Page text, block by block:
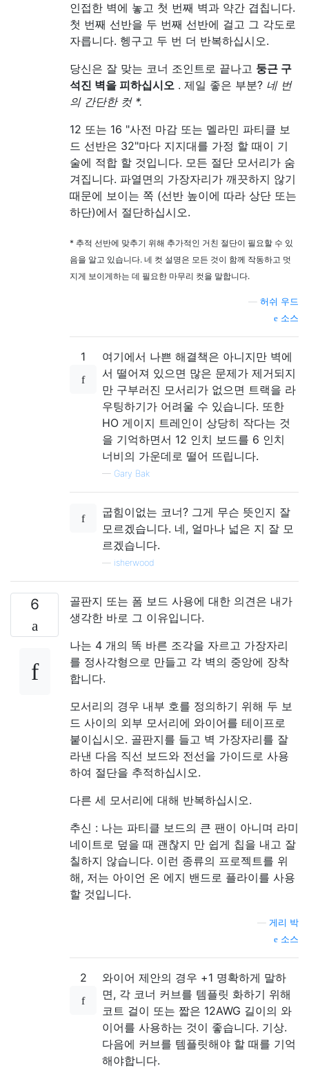
인접한 벽에 놓고 첫 번째 벽과 약간 겹칩니다.
첫 번째 선반을 두 번째 선반에 걸고 그 각도로
자릅니다. 헹구고 두 번 더 반복하십시오.
당신은 잘 맞는 코너 조인트로 끝나고 둥근 구
석진 벽을 피하십시오 . 제일 좋은 부분? 네 번
의 간단한 컷 *.
12 또는 16 "사전 마감 또는 멜라민 파티클 보
드 선반은 32"마다 지지대를 가정 할 때이 기
술에 적합 할 것입니다. 모든 절단 모서리가 숨
겨집니다. 파열면의 가장자리가 깨끗하지 않기
때문에 보이는 쪽 (선반 높이에 따라 상단 또는
하단)에서 절단하십시오.
* 추적 선반에 맞추기 위해 추가적인 거친 절단이 필요할 수 있
음을 알고 있습니다. 네 컷 설명은 모든 것이 함께 작동하고 멋
지게 보이게하는 데 필요한 마무리 컷을 말합니다.
허쉬 우드
소스
1
여기에서 나쁜 해결책은 아니지만 벽에
서 떨어져 있으면 많은 문제가 제거되지
만 구부러진 모서리가 없으면 트랙을 라
우팅하기가 어려울 수 있습니다. 또한
HO 게이지 트레인이 상당히 작다는 것
을 기억하면서 12 인치 보드를 6 인치
너비의 가운데로 떨어 뜨립니다.
— Gary Bak
굽힘이없는 코너? 그게 무슨 뜻인지 잘
모르겠습니다. 네, 얼마나 넓은 지 잘 모
르겠습니다.
isherwood
6
골판지 또는 폼 보드 사용에 대한 의견은 내가
생각한 바로 그 이유입니다.
나는 4 개의 똑 바른 조각을 자르고 가장자리
를 정사각형으로 만들고 각 벽의 중앙에 장착
합니다.
모서리의 경우 내부 호를 정의하기 위해 두 보
드 사이의 외부 모서리에 와이어를 테이프로
붙이십시오. 골판지를 들고 벽 가장자리를 잘
라낸 다음 직선 보드와 전선을 가이드로 사용
하여 절단을 추적하십시오.
다른 세 모서리에 대해 반복하십시오.
추신 : 나는 파티클 보드의 큰 팬이 아니며 라미
네이트로 덮을 때 괜찮지 만 쉽게 칩을 내고 잘
칠하지 않습니다. 이런 종류의 프로젝트를 위
해, 저는 아이언 온 에지 밴드로 플라이를 사용
할 것입니다.
게리 박
소스
2
와이어 제안의 경우 +1 명확하게 말하
면, 각 코너 커브를 템플릿 화하기 위해
코트 걸이 또는 짧은 12AWG 길이의 와
이어를 사용하는 것이 좋습니다. 기상.
다음에 커브를 템플릿해야 할 때를 기억
해야합니다.